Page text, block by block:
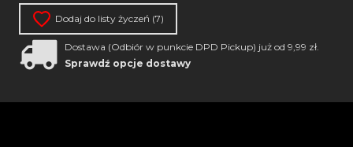
Dodaj do listy życzeń (7)
Dostawa (Odbiór w punkcie DPD Pickup) już od 9,99 zł.
Sprawdź opcje dostawy